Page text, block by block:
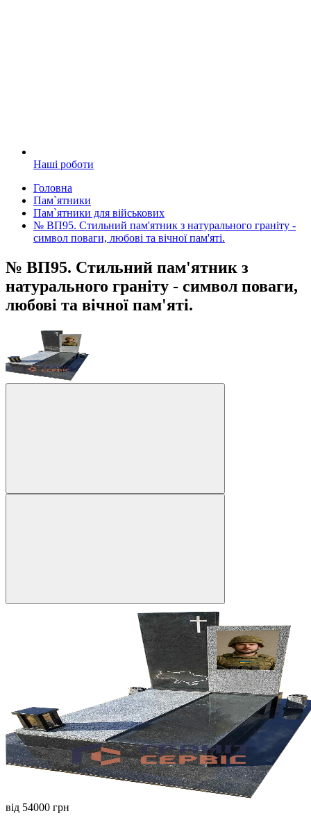
Наші роботи
Головна
Пам`ятники
Пам`ятники для військових
№ ВП95. Стильний пам'ятник з натурального граніту -
символ поваги, любові та вічної пам'яті.
№ ВП95. Стильний пам'ятник з
натурального граніту - символ поваги,
любові та вічної пам'яті.
від 54000 грн